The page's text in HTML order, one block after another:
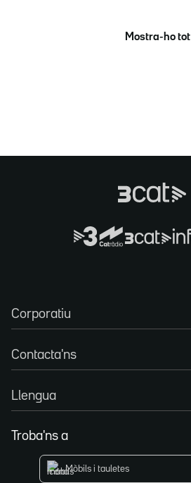
Mostra-ho tot
Corporatiu
Contacta'ns
Llengua
Troba'ns a
Mòbils i tauletes